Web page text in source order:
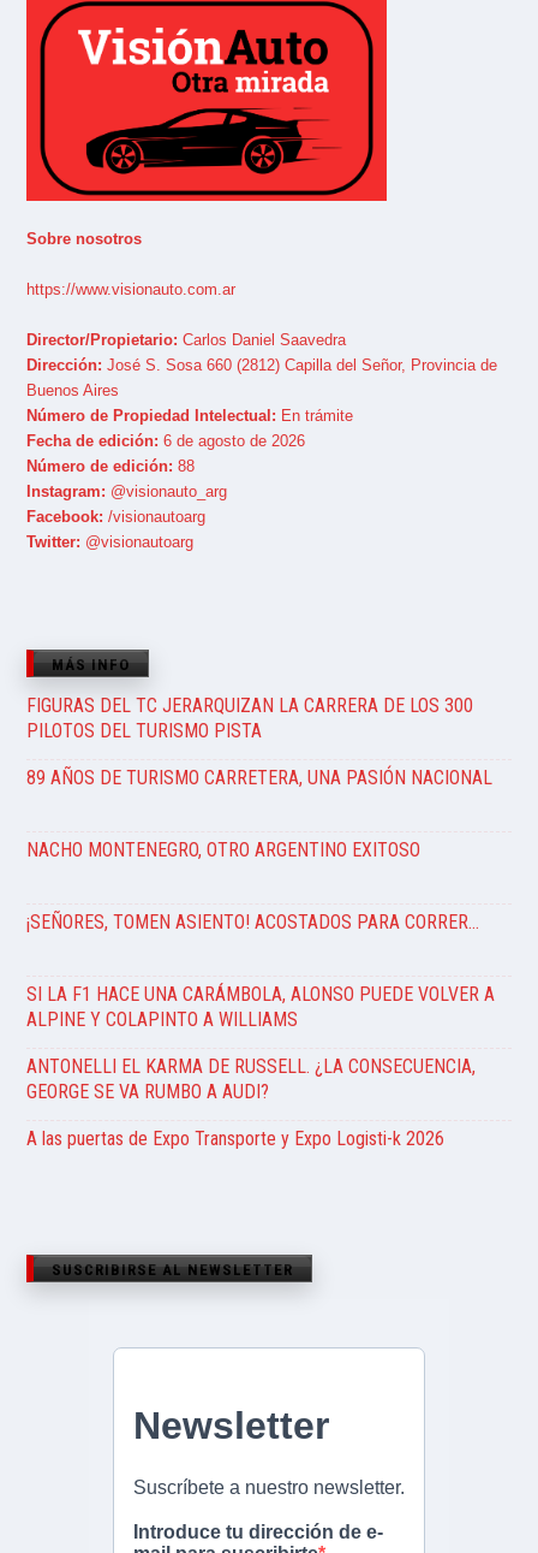
Sobre nosotros
https://www.visionauto.com.ar
Director/Propietario: Carlos Daniel Saavedra
Dirección: José S. Sosa 660 (2812) Capilla del Señor, Provincia de
Buenos Aires
Número de Propiedad Intelectual: En trámite
Fecha de edición: 6 de agosto de 2026
Número de edición: 88
Instagram: @visionauto_arg
Facebook: /visionautoarg
Twitter: @visionautoarg
MÁS INFO
FIGURAS DEL TC JERARQUIZAN LA CARRERA DE LOS 300
PILOTOS DEL TURISMO PISTA
89 AÑOS DE TURISMO CARRETERA, UNA PASIÓN NACIONAL
NACHO MONTENEGRO, OTRO ARGENTINO EXITOSO
¡SEÑORES, TOMEN ASIENTO! ACOSTADOS PARA CORRER…
SI LA F1 HACE UNA CARÁMBOLA, ALONSO PUEDE VOLVER A
ALPINE Y COLAPINTO A WILLIAMS
ANTONELLI EL KARMA DE RUSSELL. ¿LA CONSECUENCIA,
GEORGE SE VA RUMBO A AUDI?
A las puertas de Expo Transporte y Expo Logisti-k 2026
SUSCRIBIRSE AL NEWSLETTER